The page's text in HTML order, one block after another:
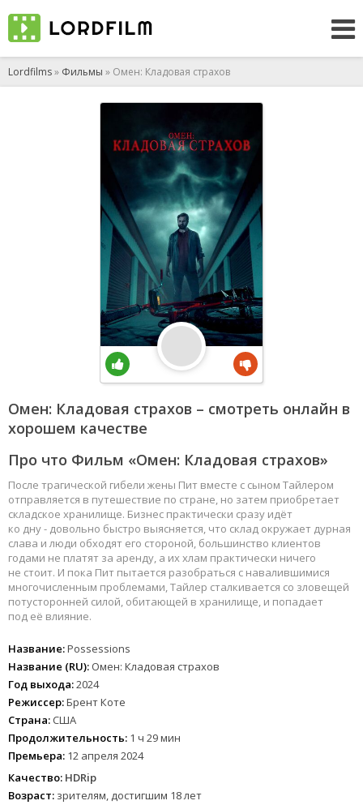
Lordfilms» Фильмы » Омен: Кладовая страхов
Омен: Кладовая страхов – смотреть онлайн в
хорошем качестве
Про что Фильм «Омен: Кладовая страхов»
После трагической гибели жены Пит вместе с сыном Тайлером
отправляется в путешествие по стране, но затем приобретает
складское хранилище. Бизнес практически сразу идёт
ко дну - довольно быстро выясняется, что склад окружает дурная
слава и люди обходят его стороной, большинство клиентов
годами не платят за аренду, а их хлам практически ничего
не стоит. И пока Пит пытается разобраться с навалившимися
многочисленным проблемами, Тайлер сталкивается со зловещей
потусторонней силой, обитающей в хранилище, и попадает
под её влияние.
Название:Possessions
Название (RU): Омен: Кладовая страхов
Год выхода:2024
Режиссер:Брент Коте
Страна: США
Продолжительность: 1 ч 29 мин
Премьера: 12 апреля 2024
Качество: HDRip
Возраст: зрителям, достигшим 18 лет